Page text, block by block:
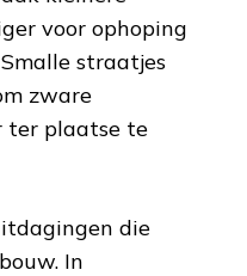
voor ophoping
straatjes
zware
ter plaatse te
die
In